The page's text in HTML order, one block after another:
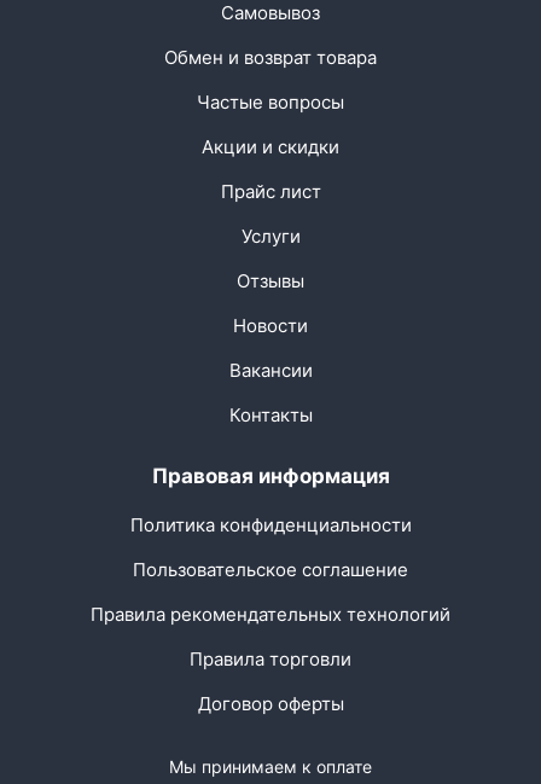
Самовывоз
Обмен и возврат товара
Частые вопросы
Акции и скидки
Прайс лист
Услуги
Отзывы
Новости
Вакансии
Контакты
Правовая информация
Политика конфиденциальности
Пользовательское соглашение
Правила рекомендательных технологий
Правила торговли
Договор оферты
Мы принимаем к оплате